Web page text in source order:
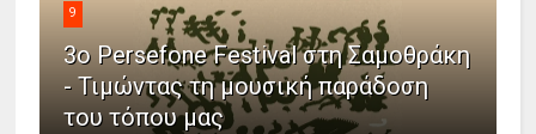
9
3ο Persefone Festival στη Σαμοθράκη
- Τιμώντας τη μουσική παράδοση
του τόπου μας